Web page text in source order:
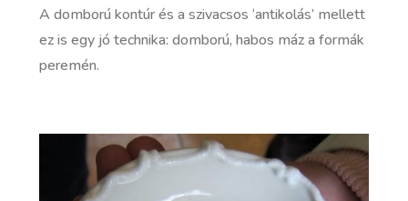
A domború kontúr és a szivacsos ‘antikolás’ mellett
ez is egy jó technika: domború, habos máz a formák
peremén.